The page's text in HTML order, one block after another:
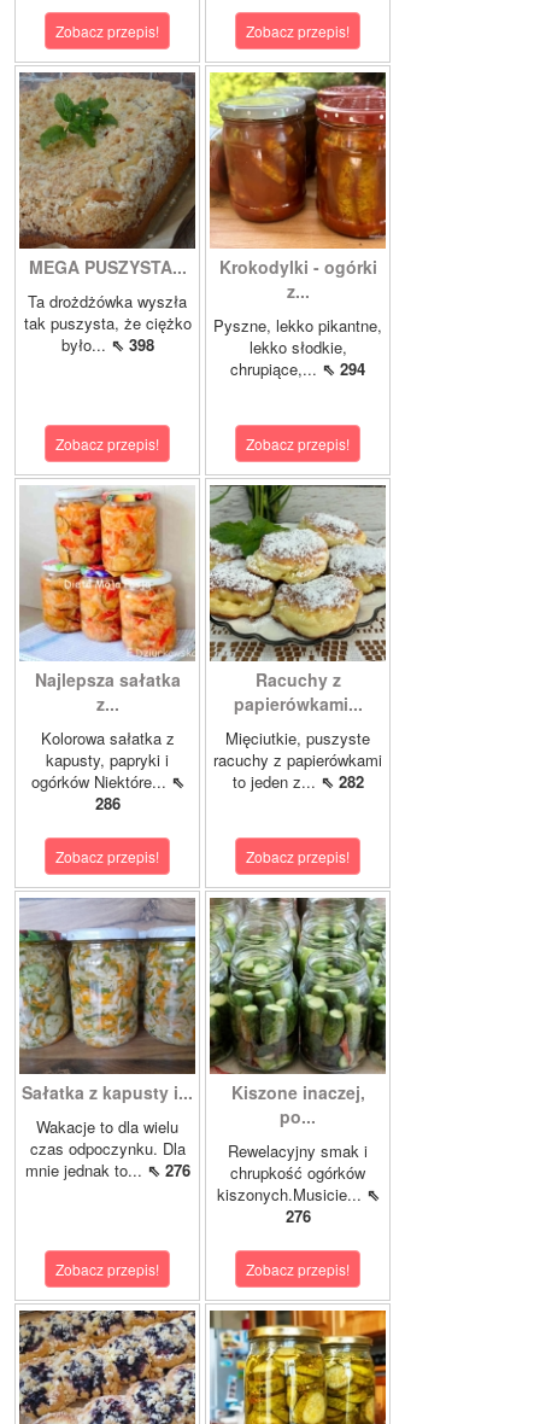
Zobacz przepis! Zobacz przepis!
MEGA PUSZYSTA...
Ta drożdżówka wyszła
tak puszysta, że ciężko
było... ⇖ 398
Zobacz przepis!
Krokodylki - ogórki
z...
Pyszne, lekko pikantne,
lekko słodkie,
chrupiące,... ⇖ 294
Zobacz przepis!
Najlepsza sałatka
z...
Kolorowa sałatka z
kapusty, papryki i
ogórków Niektóre... ⇖
286
Zobacz przepis!
Racuchy z
papierówkami...
Mięciutkie, puszyste
racuchy z papierówkami
to jeden z... ⇖ 282
Zobacz przepis!
Sałatka z kapusty i...
Wakacje to dla wielu
czas odpoczynku. Dla
mnie jednak to... ⇖ 276
Zobacz przepis!
Kiszone inaczej,
po...
Rewelacyjny smak i
chrupkość ogórków
kiszonych.Musicie... ⇖
276
Zobacz przepis!